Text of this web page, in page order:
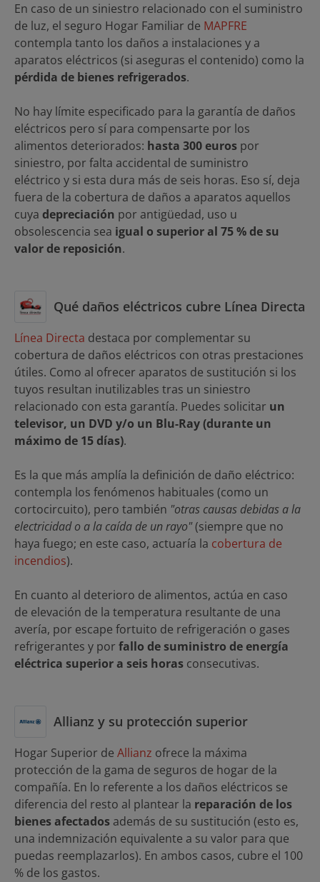
En caso de un siniestro relacionado con el suministro
de luz, el seguro Hogar Familiar de MAPFRE
contempla tanto los daños a instalaciones y a
aparatos eléctricos (si aseguras el contenido) como la
pérdida de bienes refrigerados.
No hay límite especificado para la garantía de daños
eléctricos pero sí para compensarte por los
alimentos deteriorados: hasta 300 euros por
siniestro, por falta accidental de suministro
eléctrico y si esta dura más de seis horas. Eso sí, deja
fuera de la cobertura de daños a aparatos aquellos
cuya depreciación por antigüedad, uso u
obsolescencia sea igual o superior al 75 % de su
valor de reposición.
Qué daños eléctricos cubre Línea Directa
Línea Directa destaca por complementar su
cobertura de daños eléctricos con otras prestaciones
útiles. Como al ofrecer aparatos de sustitución si los
tuyos resultan inutilizables tras un siniestro
relacionado con esta garantía. Puedes solicitar un
televisor, un DVD y/o un Blu-Ray (durante un
máximo de 15 días).
Es la que más amplía la definición de daño eléctrico:
contempla los fenómenos habituales (como un
cortocircuito), pero también "otras causas debidas a la
electricidad o a la caída de un rayo"(siempre que no
haya fuego; en este caso, actuaría la cobertura de
incendios).
En cuanto al deterioro de alimentos, actúa en caso
de elevación de la temperatura resultante de una
avería, por escape fortuito de refrigeración o gases
refrigerantes y por fallo de suministro de energía
eléctrica superior a seis horas consecutivas.
Allianz y su protección superior
Hogar Superior de Allianz ofrece la máxima
protección de la gama de seguros de hogar de la
compañía. En lo referente a los daños eléctricos se
diferencia del resto al plantear la reparación de los
bienes afectados además de su sustitución (esto es,
una indemnización equivalente a su valor para que
puedas reemplazarlos). En ambos casos, cubre el 100
% de los gastos.